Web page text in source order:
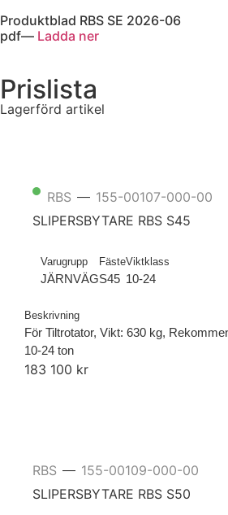
Produktblad RBS SE 2026-06
pdf— Ladda ner
Prislista
Lagerförd artikel
RBS — 155-00107-000-00
SLIPERSBYTARE RBS S45
Varugrupp
JÄRNVÄG
Fäste
S45
Viktklass
10-24
Beskrivning
För Tiltrotator, Vikt: 630 kg,
10-24 ton
183 100 kr
RBS — 155-00109-000-00
SLIPERSBYTARE RBS S50